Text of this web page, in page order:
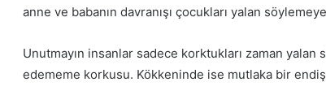
anne ve babanın davranışı çocukları yalan
Unutmayın insanlar sadece korktukları zaman
edememe korkusu. Kökkeninde ise mutlaka bir